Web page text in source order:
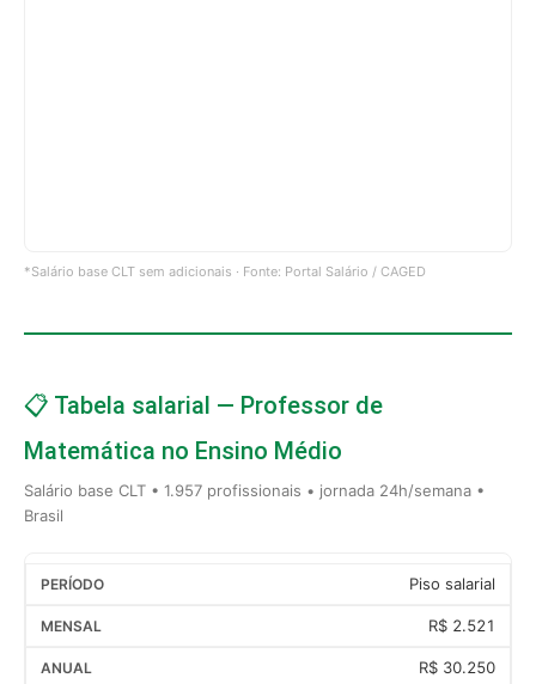
*Salário base CLT sem adicionais · Fonte: Portal Salário / CAGED
📋 Tabela salarial — Professor de
Matemática no Ensino Médio
Salário base CLT • 1.957 profissionais • jornada 24h/semana •
Brasil
Piso salarial
R$ 2.521
R$ 30.250